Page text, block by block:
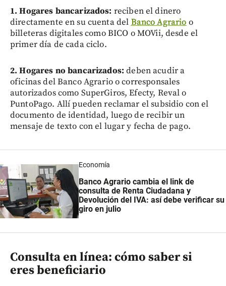
1. Hogares bancarizados: reciben el dinero
directamente en su cuenta del Banco Agrario o
billeteras digitales como BICO o MOVii, desde el
primer día de cada ciclo.
2. Hogares no bancarizados:deben acudir a
oficinas del Banco Agrario o corresponsales
autorizados como SuperGiros, Efecty, Reval o
PuntoPago. Allí pueden reclamar el subsidio con el
documento de identidad, luego de recibir un
mensaje de texto con el lugar y fecha de pago.
Economía
Banco Agrario cambia el link de
consulta de Renta Ciudadana y
Devolución del IVA: así debe verificar su
giro en julio
Consulta en línea: cómo saber si
eres beneficiario